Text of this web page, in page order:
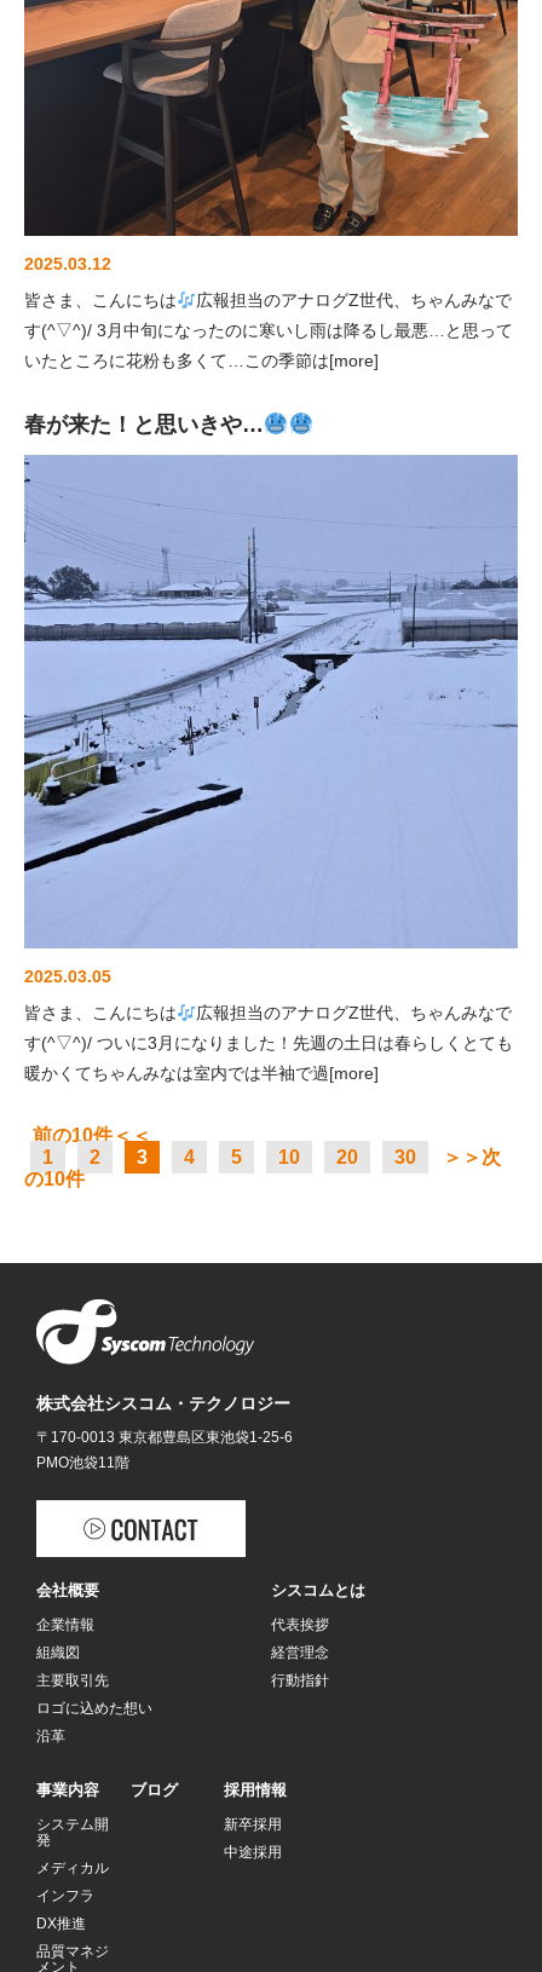
2025.03.12
皆さま、こんにちは
広報担当のアナログZ世代、ちゃんみなで
す(^▽^)/ 3月中旬になったのに寒いし雨は降るし最悪…と思って
いたところに花粉も多くて…この季節は[more]
春が来た！と思いきや…
2025.03.05
皆さま、こんにちは
広報担当のアナログZ世代、ちゃんみなで
す(^▽^)/ ついに3月になりました！先週の土日は春らしくとても
暖かくてちゃんみなは室内では半袖で過[more]
前の10件＜＜
1
2 3 4 5 10 20 30
＞＞次
の10件
株式会社シスコム・テクノロジー
〒170-0013 東京都豊島区東池袋1-25-6
PMO池袋11階
会社概要
企業情報
組織図
主要取引先
ロゴに込めた想い
沿革
シスコムとは
代表挨拶
経営理念
行動指針
事業内容
システム開
発
メディカル
インフラ
DX推進
品質マネジ
メント
ブログ 採用情報
新卒採用
中途採用